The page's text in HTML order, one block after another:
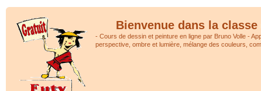
Bienvenue dans la
- Cours de dessin et peinture en ligne par Bruno Volle -
perspective, ombre et lumière, mélange des couleurs,